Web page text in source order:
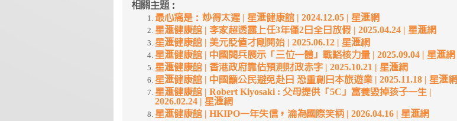
相關主題：
最心痛是：炒得太遲 | 星滙健康館 | 2024.12.05 | 星滙網
星滙健康館 | 李家超透露上任3年僅2日全日放假 | 2025.04.24 | 星滙網
星滙健康館 | 美元貶值才剛開始 | 2025.06.12 | 星滙網
星滙健康館 | 中國閱兵展示「三位一體」戰略核力量 | 2025.09.04 | 星滙網
星滙健康館 | 香港政府靠估預測財政赤字 | 2025.10.21 | 星滙網
星滙健康館 | 中國籲公民避免赴日 恐重創日本旅遊業 | 2025.11.18 | 星滙網
星滙健康館 | Robert Kiyosaki : 父母提供「5C」富養毀掉孩子一生 |
2026.02.24 | 星滙網
星滙健康館 | HKIPO一年失信，淪為國際笑柄 | 2026.04.16 | 星滙網